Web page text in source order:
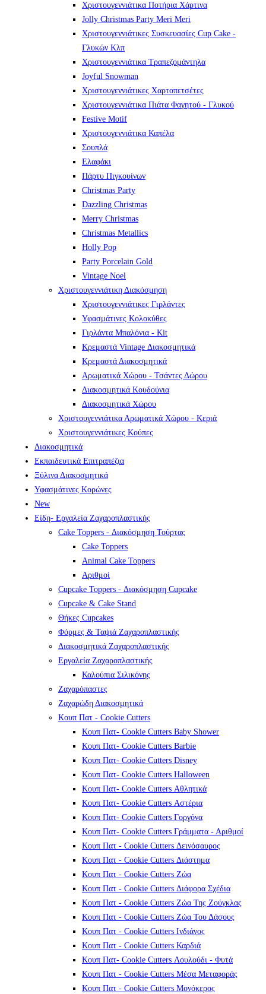
Χριστουγεννιάτικα Ποτήρια Χάρτινα
Jolly Christmas Party Meri Meri
Χριστουγεννιάτικες Συσκευασίες Cup Cake -
Γλυκών Κλπ
Χριστουγεννιάτικα Τραπεζομάντηλα
Joyful Snowman
Χριστουγεννιάτικες Χαρτοπετσέτες
Χριστουγεννιάτικα Πιάτα Φαγητού - Γλυκού
Festive Motif
Χριστουγεννιάτικα Καπέλα
Σουπλά
Ελαφάκι
Πάρτυ Πιγκουίνων
Christmas Party
Dazzling Christmas
Merry Christmas
Christmas Metallics
Holly Pop
Party Porcelain Gold
Vintage Noel
Χριστουγεννιάτικη Διακόσμηση
Χριστουγεννιάτικες Γιρλάντες
Υφασμάτινες Κολοκύθες
Γιρλάντα Μπαλόνια - Kit
Κρεμαστά Vintage Διακοσμητικά
Κρεμαστά Διακοσμητικά
Αρωματικά Χώρου - Τσάντες Δώρου
Διακοσμητικά Κουδούνια
Διακοσμητικά Χώρου
Χριστουγεννιάτικα Αρωματικά Χώρου - Κεριά
Χριστουγεννιάτικες Κούπες
Διακοσμητικά
Εκπαιδευτικά Επιτραπέζια
Ξύλινα Διακοσμητικά
Υφασμάτινες Κορώνες
New
Είδη- Εργαλεία Ζαχαροπλαστικής
Cake Toppers - Διακόσμηση Τούρτας
Cake Toppers
Animal Cake Toppers
Αριθμοί
Cupcake Toppers - Διακόσμηση Cupcake
Cupcake & Cake Stand
Θήκες Cupcakes
Φόρμες & Ταψιά Ζαχαροπλαστικής
Διακοσμητικά Ζαχαροπλαστικής
Εργαλεία Ζαχαροπλαστικής
Καλούπια Σιλικόνης
Ζαχαρόπαστες
Ζαχαρώδη Διακοσμητικά
Κουπ Πατ - Cookie Cutters
Κουπ Πατ- Cookie Cutters Baby Shower
Κουπ Πατ- Cookie Cutters Barbie
Κουπ Πατ- Cookie Cutters Disney
Κουπ Πατ- Cookie Cutters Halloween
Κουπ Πατ- Cookie Cutters Αθλητικά
Κουπ Πατ- Cookie Cutters Αστέρια
Κουπ Πατ- Cookie Cutters Γοργόνα
Κουπ Πατ- Cookie Cutters Γράμματα - Αριθμοί
Κουπ Πατ - Cookie Cutters Δεινόσαυρος
Κουπ Πατ - Cookie Cutters Διάστημα
Κουπ Πατ - Cookie Cutters Ζώα
Κουπ Πατ - Cookie Cutters Διάφορα Σχέδια
Κουπ Πατ - Cookie Cutters Ζώα Της Ζούγκλας
Κουπ Πατ - Cookie Cutters Ζώα Του Δάσους
Κουπ Πατ - Cookie Cutters Ινδιάνος
Κουπ Πατ - Cookie Cutters Καρδιά
Κουπ Πατ- Cookie Cutters Λουλούδι - Φυτά
Κουπ Πατ - Cookie Cutters Μέσα Μεταφοράς
Κουπ Πατ - Cookie Cutters Μονόκερος